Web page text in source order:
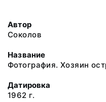
Автор
Соколов
Название
Фотография. Хозяин
Датировка
1962 г.